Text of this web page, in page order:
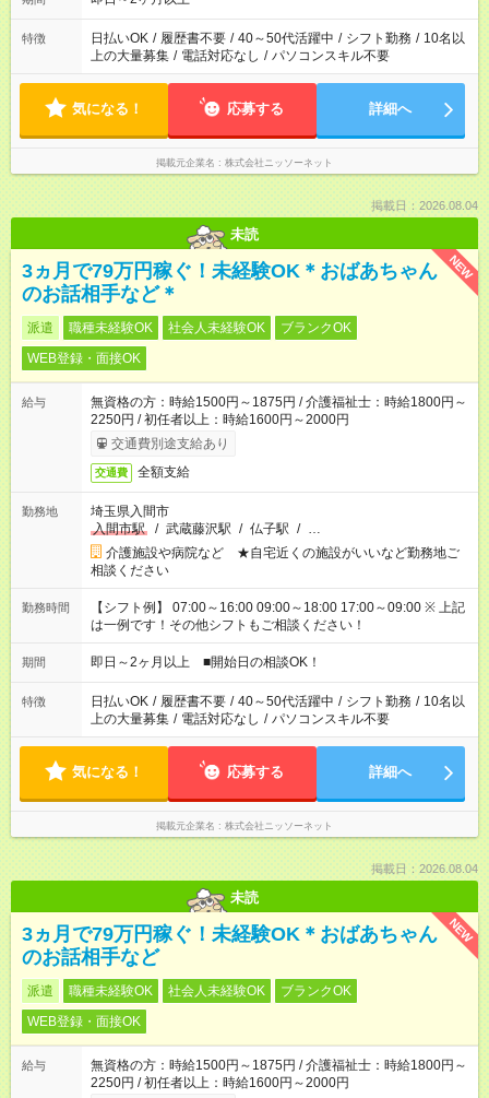
特徴 日払いOK / 履歴書不要 / 40～50代活躍中 / シフト勤務 / 10名以
上の大量募集 / 電話対応なし / パソコンスキル不要
気になる！ 応募する 詳細へ
掲載元企業名 株式会社ニッソーネット
掲載日：2026.08.04
未読
NEW
3ヵ月で79万円稼ぐ！未経験OK＊おばあちゃん
のお話相手など＊
派遣 職種未経験OK 社会人未経験OK
ブランクOK
WEB登録・面接OK
給与
無資格の方：時給1500円～1875円 / 介護福祉士：時給1800円～
2250円 / 初任者以上：時給1600円～2000円
交通費別途支給あり
交通費 全額支給
勤務地
埼玉県入間市
入間市駅
/ 武蔵藤沢駅 / 仏子駅 / …
介護施設や病院など ★自宅近くの施設がいいなど勤務地ご
相談ください
勤務時間
【シフト例】 07:00～16:00 09:00～18:00 17:00～09:00 ※ 上記
は一例です！その他シフトもご相談ください！
期間 即日～2ヶ月以上 ■開始日の相談OK！
特徴 日払いOK / 履歴書不要 / 40～50代活躍中 / シフト勤務 / 10名以
上の大量募集 / 電話対応なし / パソコンスキル不要
気になる！ 応募する 詳細へ
掲載元企業名 株式会社ニッソーネット
掲載日：2026.08.04
未読
NEW
3ヵ月で79万円稼ぐ！未経験OK＊おばあちゃん
のお話相手など
派遣 職種未経験OK 社会人未経験OK
ブランクOK
WEB登録・面接OK
給与
無資格の方：時給1500円～1875円 / 介護福祉士：時給1800円～
2250円 / 初任者以上：時給1600円～2000円